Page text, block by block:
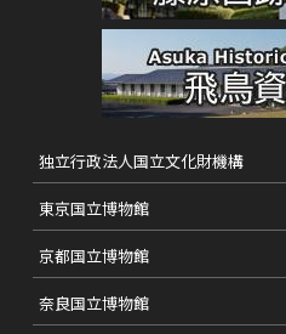
独立行政法人国立文化財機構
東京国立博物館
京都国立博物館
奈良国立博物館